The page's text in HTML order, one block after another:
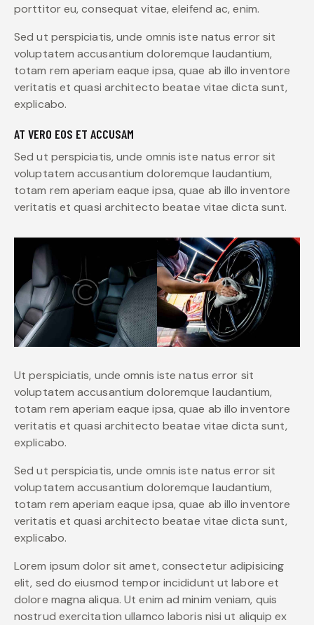
porttitor eu, consequat vitae, eleifend ac, enim.
Sed ut perspiciatis, unde omnis iste natus error sit
voluptatem accusantium doloremque laudantium,
totam rem aperiam eaque ipsa, quae ab illo inventore
veritatis et quasi architecto beatae vitae dicta sunt,
explicabo.
AT VERO EOS ET ACCUSAM
Sed ut perspiciatis, unde omnis iste natus error sit
voluptatem accusantium doloremque laudantium,
totam rem aperiam eaque ipsa, quae ab illo inventore
veritatis et quasi architecto beatae vitae dicta sunt.
Ut perspiciatis, unde omnis iste natus error sit
voluptatem accusantium doloremque laudantium,
totam rem aperiam eaque ipsa, quae ab illo inventore
veritatis et quasi architecto beatae vitae dicta sunt,
explicabo.
Sed ut perspiciatis, unde omnis iste natus error sit
voluptatem accusantium doloremque laudantium,
totam rem aperiam eaque ipsa, quae ab illo inventore
veritatis et quasi architecto beatae vitae dicta sunt,
explicabo.
Lorem ipsum dolor sit amet, consectetur adipisicing
elit, sed do eiusmod tempor incididunt ut labore et
dolore magna aliqua. Ut enim ad minim veniam, quis
nostrud exercitation ullamco laboris nisi ut aliquip ex